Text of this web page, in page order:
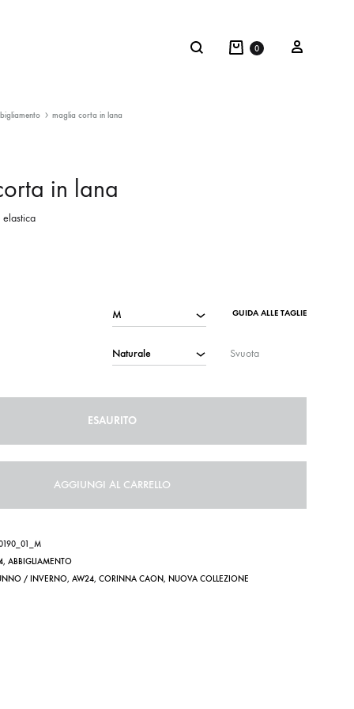
0
maglia corta in lana
in lana
GUIDA ALLE TAGLIE
Svuota
ESAURITO
AGGIUNGI AL CARRELLO
, ABBIGLIAMENTO
/ INVERNO, AW24, CORINNA CAON, NUOVA COLLEZIONE